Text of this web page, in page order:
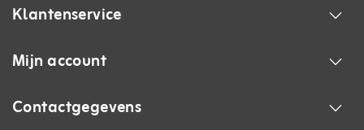
Klantenservice
Mijn account
Contactgegevens